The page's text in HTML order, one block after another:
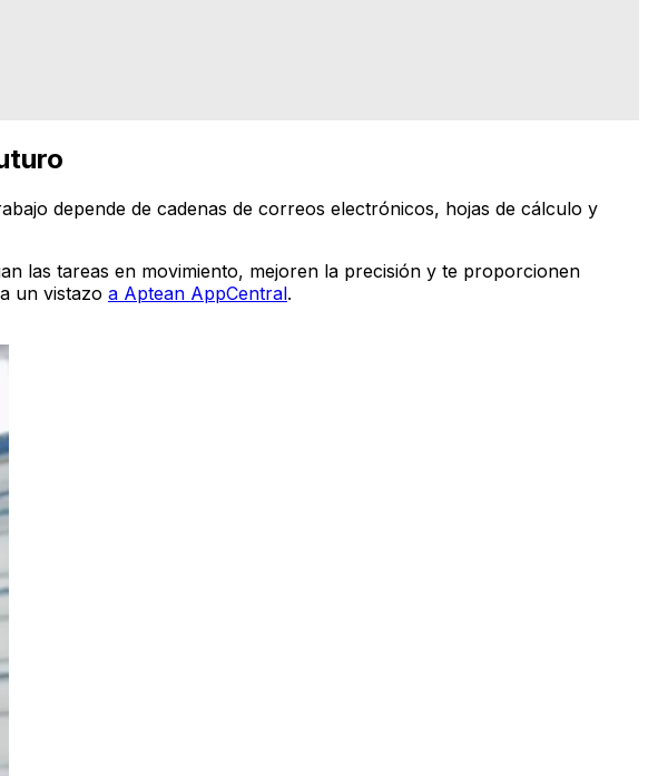
depende de cadenas de correos electrónicos, hojas de cálculo y
las tareas en movimiento, mejoren la precisión y te proporcionen
un vistazo a Aptean AppCentral.